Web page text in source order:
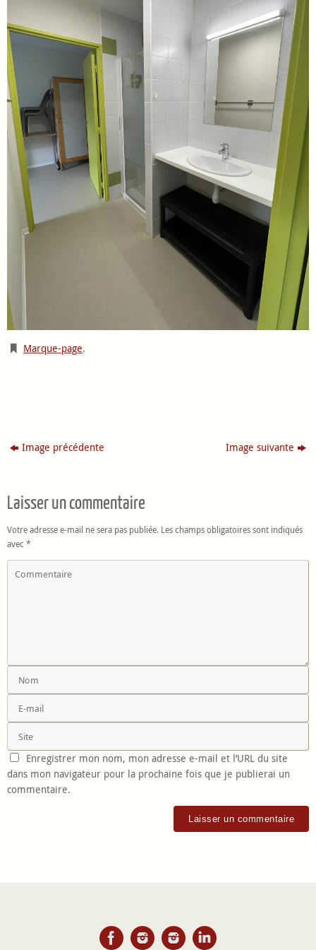
Marque-page.
Image précédente Image suivante
Laisser un commentaire
Votre adresse e-mail ne sera pas publiée. Les champs obligatoires sont indiqués
avec *
Enregistrer mon nom, mon adresse e-mail et l’URL du site
dans mon navigateur pour la prochaine fois que je publierai un
commentaire.